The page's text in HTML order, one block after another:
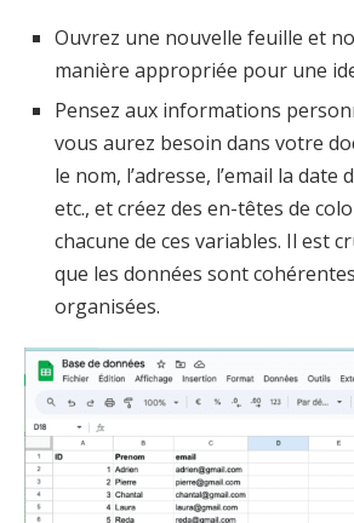
Ouvrez une nouvelle feuille et
manière appropriée pour une
Pensez aux informations
vous aurez besoin dans votre
le nom, l’adresse, l’email la date
etc., et créez des en-têtes de
chacune de ces variables. Il est
que les données sont
organisées.